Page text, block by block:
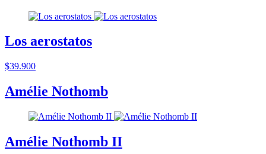
Los aerostatos
$39.900
Amélie Nothomb
Amélie Nothomb II